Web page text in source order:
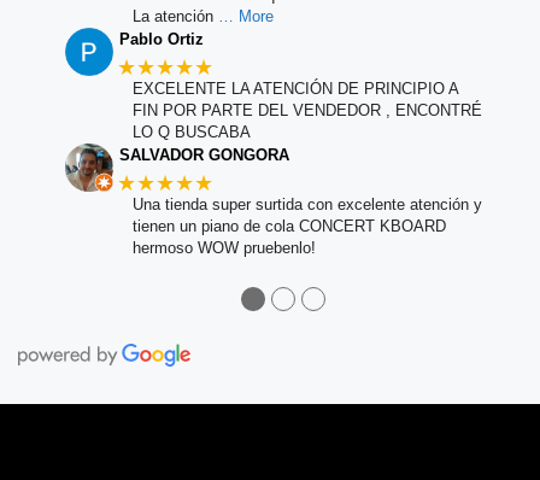
La atención
… More
Pablo Ortiz
★★★★★
EXCELENTE LA ATENCIÓN DE PRINCIPIO A
FIN POR PARTE DEL VENDEDOR , ENCONTRÉ
LO Q BUSCABA
SALVADOR GONGORA
★★★★★
Una tienda super surtida con excelente atención y
tienen un piano de cola CONCERT KBOARD
hermoso WOW pruebenlo!
●●●